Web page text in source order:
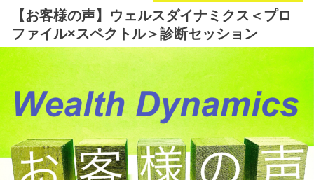
【お客様の声】ウェルスダイナミクス＜プロ
ファイル×スペクトル＞診断セッション